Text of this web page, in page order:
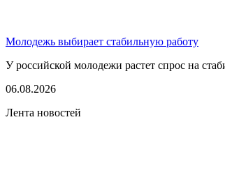
Молодежь выбирает стабильную работу
У российской молодежи растет спрос на
06.08.2026
Лента новостей